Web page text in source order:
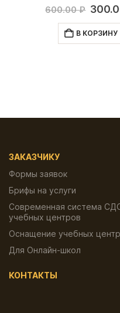
600.00₽
В КОРЗИНУ
ЗАКАЗЧИКУ
Формы заявок
Брифы на услуги
Современная система
учебных центров
Оснащение учебных
Для Онлайн-школ
КОНТАКТЫ